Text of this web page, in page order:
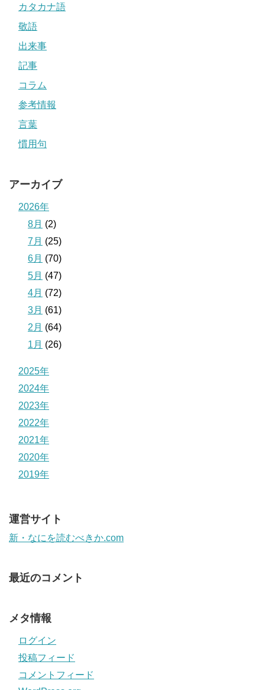
カタカナ語
敬語
出来事
記事
コラム
参考情報
言葉
慣用句
アーカイブ
2026年
8月 (2)
7月 (25)
6月 (70)
5月 (47)
4月 (72)
3月 (61)
2月 (64)
1月 (26)
2025年
2024年
2023年
2022年
2021年
2020年
2019年
運営サイト
新・なにを読むべきか.com
最近のコメント
メタ情報
ログイン
投稿フィード
コメントフィード